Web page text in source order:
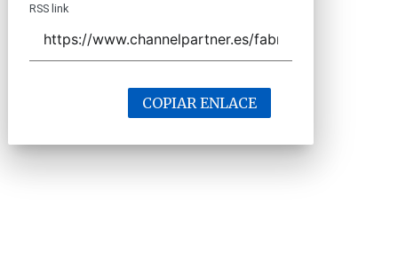
RSS link
COPIAR ENLACE